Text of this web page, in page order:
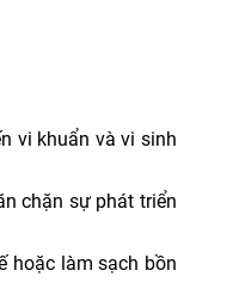
vi khuẩn và vi sinh
chặn sự phát triển
hoặc làm sạch bồn